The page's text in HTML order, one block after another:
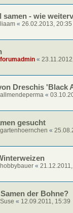
samen - wie
liaam « 26.02.2013, 20:35
forumadmin «
Dreschis 'Black
allmendeperma «
gesucht
gartenhoernchen «
hobbybauer «
der Bohne?
Suse « 12.09.2011, 15:39